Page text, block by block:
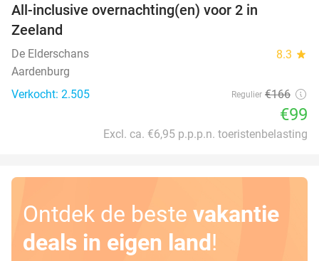
All-inclusive overnachting(en) voor 2 in
Zeeland
De Elderschans 8.3 star
Aardenburg
Verkocht: 2.505
Regulier €166
€99
Excl. ca. €6,95 p.p.p.n. toeristenbelasting
Ontdek de beste vakantie
deals in eigen land!